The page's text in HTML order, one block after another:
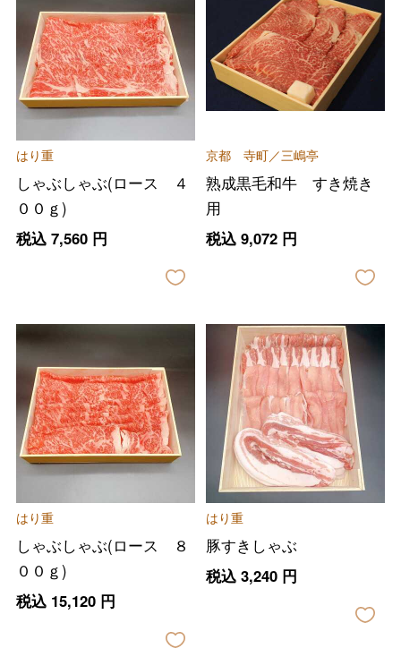
はり重
しゃぶしゃぶ(ロース ４
００ｇ)
税込 7,560円
京都 寺町／三嶋亭
熟成黒毛和牛 すき焼き
用
税込 9,072円
はり重
しゃぶしゃぶ(ロース ８
００ｇ)
税込 15,120円
はり重
豚すきしゃぶ
税込 3,240円